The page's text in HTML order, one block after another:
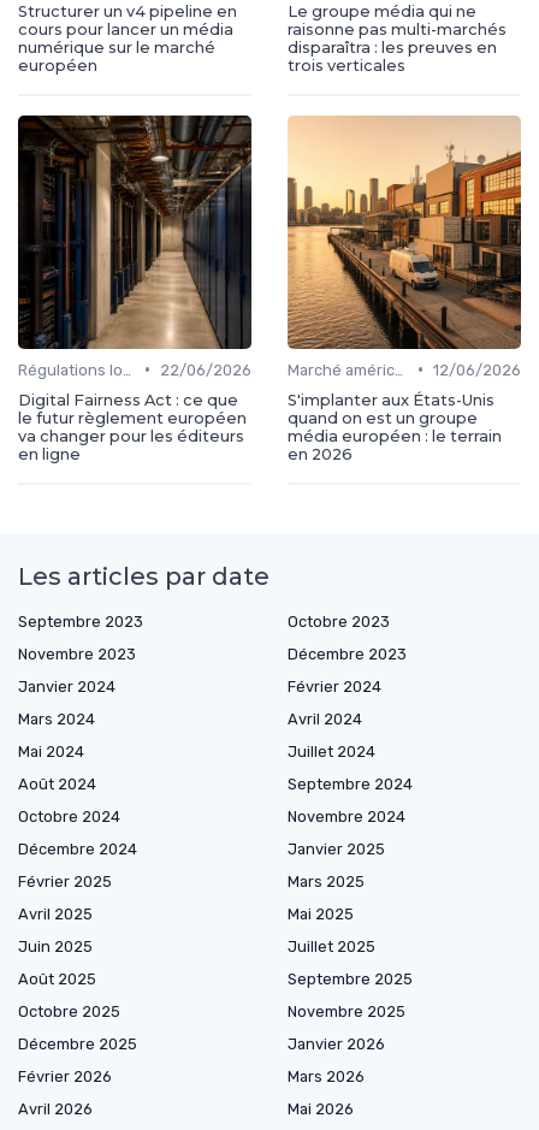
Structurer un v4 pipeline en
cours pour lancer un média
numérique sur le marché
européen
Le groupe média qui ne
raisonne pas multi-marchés
disparaîtra : les preuves en
trois verticales
•
22/06/2026
Digital Fairness Act : ce que
le futur règlement européen
va changer pour les éditeurs
en ligne
• 12/06/2026
S'implanter aux États-Unis
quand on est un groupe
média européen : le terrain
en 2026
Les articles par date
Septembre 2023
Octobre 2023
Novembre 2023
Décembre 2023
Janvier 2024
Février 2024
Mars 2024
Avril 2024
Mai 2024
Juillet 2024
Août 2024
Septembre 2024
Octobre 2024
Novembre 2024
Décembre 2024
Janvier 2025
Février 2025
Mars 2025
Avril 2025
Mai 2025
Juin 2025
Juillet 2025
Août 2025
Septembre 2025
Octobre 2025
Novembre 2025
Décembre 2025
Janvier 2026
Février 2026
Mars 2026
Avril 2026
Mai 2026